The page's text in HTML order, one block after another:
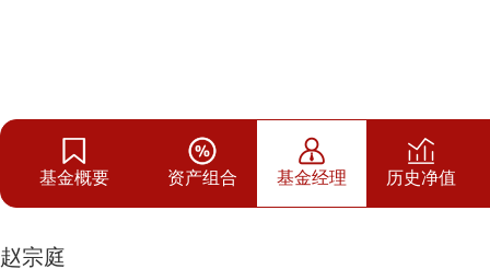
基金概要 资产组合 基金经理 历史净值
赵宗庭